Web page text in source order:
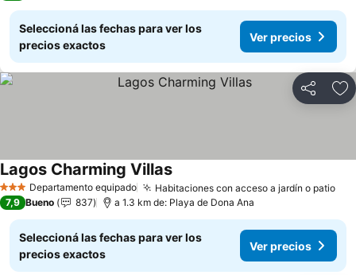
Seleccioná las fechas para ver los
precios exactos
Ver precios
Compartir
3 EstrellasDepartamento equipado Habitaciones con acceso a jardín o patio
Lagos Charming Villas
7,9 Bueno 837 a 1.3 km de: Playa de Dona Ana
Seleccioná las fechas para ver los
precios exactos
Ver precios